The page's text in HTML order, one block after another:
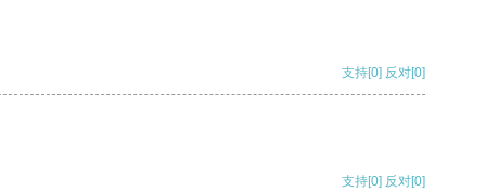
支持[0] 反对[0]
支持[0] 反对[0]